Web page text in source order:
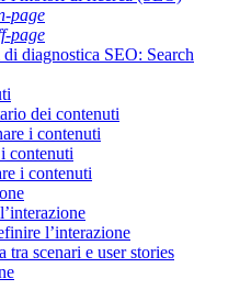
page
page
diagnostica SEO: Search
dei contenuti
i contenuti
contenuti
i contenuti
l’interazione
tra scenari e user stories